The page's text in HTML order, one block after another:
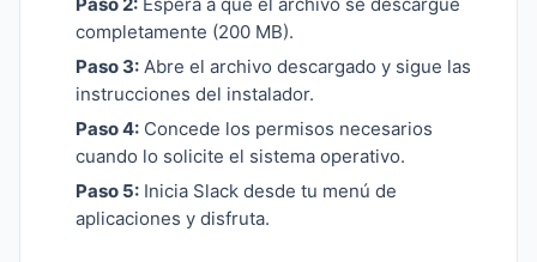
completamente (200 MB).
Paso 3: Abre el archivo descargado y sigue las
instrucciones del instalador.
Paso 4: Concede los permisos necesarios
cuando lo solicite el sistema operativo.
Paso 5: Inicia Slack desde tu menú de
aplicaciones y disfruta.